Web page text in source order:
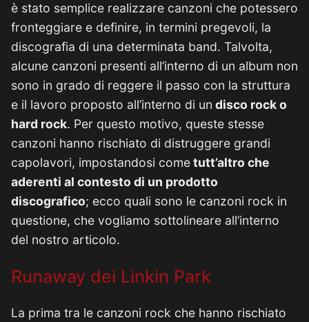
è stato semplice realizzare canzoni che potessero
fronteggiare e definire, in termini pregevoli, la
discografia di una determinata band. Talvolta,
alcune canzoni presenti all’interno di un album non
sono in grado di reggere il passo con la struttura
e il lavoro proposto all’interno di un disco rock o
hard rock. Per questo motivo, queste stesse
canzoni hanno rischiato di distruggere grandi
capolavori, impostandosi cometutt’altro che
aderenti al contesto di un prodotto
discografico; ecco quali sono le canzoni rock in
questione, che vogliamo sottolineare all’interno
del nostro articolo.
Runaway dei Linkin Park
La prima tra le canzoni rock che hanno rischiato